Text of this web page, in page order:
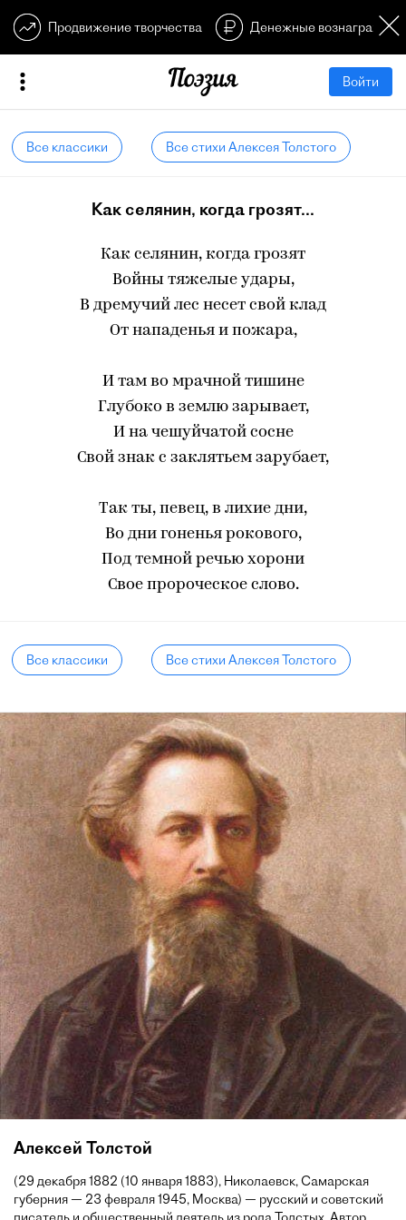
Продвижение творчества Денежные
Войти
Все классики Все стихи Алексея Толстого
Как селянин, когда грозят...
Как селянин, когда грозят
Войны тяжелые удары,
В дремучий лес несет свой клад
От нападенья и пожара,
И там во мрачной тишине
Глубоко в землю зарывает,
И на чешуйчатой сосне
Свой знак с заклятьем зарубает,
Так ты, певец, в лихие дни,
Во дни гоненья рокового,
Под темной речью хорони
Свое пророческое слово.
Все классики Все стихи Алексея Толстого
Алексей Толстой
(29 декабря 1882 (10 января 1883), Николаевск, Самарская
губерния — 23 февраля 1945, Москва) — русский и советский